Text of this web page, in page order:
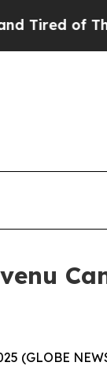
of This
(GLOBE